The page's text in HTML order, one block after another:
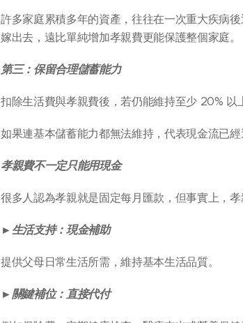
許多家庭累積多年的資產，往往在一次重大疾病
嫁出去，遠比單純增加孝親費更能保護整個家庭。
第三：保留合理儲蓄能力
扣除生活費與孝親費後，若仍能維持至少 20% 以
如果連基本儲蓄能力都無法維持，代表現金流已
孝親費不一定只能用現金
很多人認為孝親就是固定每月匯款，但事實上，
►生活支持：現金補助
提供父母日常生活所需，維持基本生活品質。
►關鍵補位：直接代付